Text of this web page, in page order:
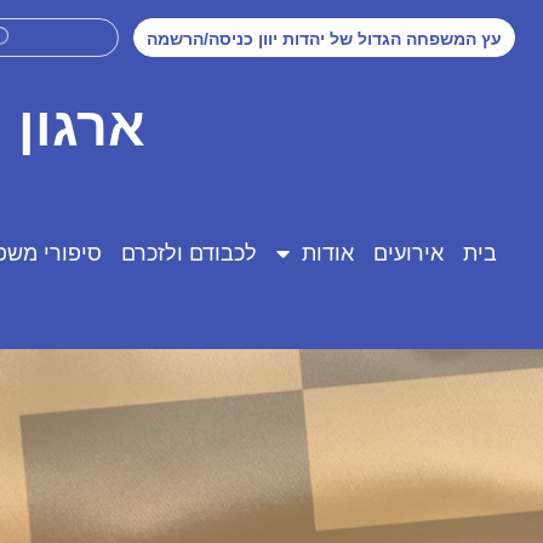
עץ המשפחה הגדול של יהדות יוון כניסה/הרשמה
בית אירועים אודות לכבודם ולזכרם סיפורי